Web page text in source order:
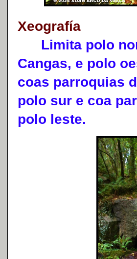
Xeografía
Limita polo
Cangas, e polo
coas parroquias
polo sur e coa
polo leste.